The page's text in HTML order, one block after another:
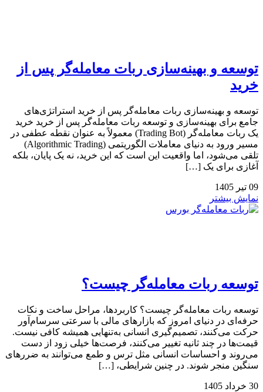
توسعه و بهینه‌سازی ربات معامله‌گر پس از
خرید
توسعه و بهینه‌سازی ربات معامله‌گر پس از خرید استراتژی‌های
جامع برای بهینه‌سازی و توسعه ربات معامله‌گر پس از خرید خرید
یک ربات معامله‌گر (Trading Bot) معمولاً به عنوان نقطه عطفی در
مسیر ورود به دنیای معاملات الگوریتمی (Algorithmic Trading)
تلقی می‌شود، اما واقعیت این است که این خرید، نه یک پایان، بلکه
آغازی برای یک […]
09 تیر 1405
نمایش بیشتر
توسعه ربات معامله‌گر چیست؟
توسعه ربات معامله‌گر چیست؟ کاربردها، مراحل ساخت و نکات
حرفه‌ای در دنیای امروز که بازارهای مالی با سرعتی سرسام‌آور
حرکت می‌کنند، تصمیم‌گیری انسانی به‌تنهایی همیشه کافی نیست.
قیمت‌ها در چند ثانیه تغییر می‌کنند، فرصت‌ها خیلی زود از دست
می‌روند و احساسات انسانی مثل ترس و طمع می‌توانند به ضررهای
سنگین منجر شوند. در چنین شرایطی، […]
30 خرداد 1405